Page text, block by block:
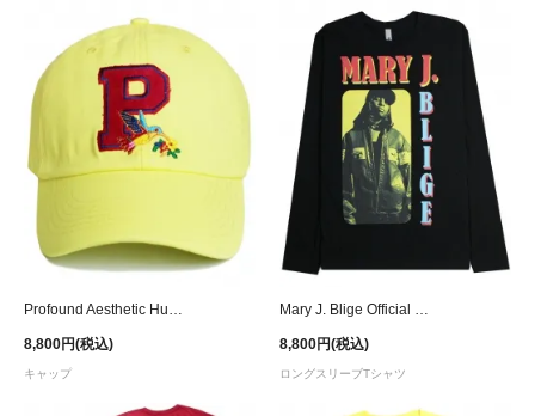
8,800円(税込)
キャップ
8,800円(税込)
ロングスリーブTシャツ